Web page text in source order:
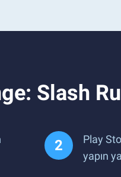
Slash
Play
yapın